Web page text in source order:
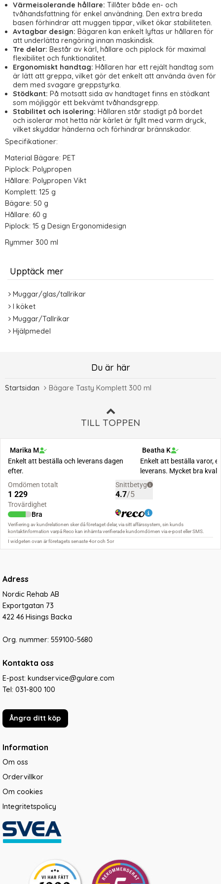
Värmeisolerande hållare: Tillåter både en- och
tvåhandsfattning för enkel användning. Den extra breda
basen förhindrar att muggen tippar, vilket ökar stabiliteten.
Avtagbar design: Bägaren kan enkelt lyftas ur hållaren för
att underlätta rengöring innan maskindisk.
Tre delar: Består av kärl, hållare och piplock för maximal
flexibilitet och funktionalitet.
Ergonomiskt handtag: Hållaren har ett rejält handtag som
är lätt att greppa, vilket gör det enkelt att använda även för
dem med svagare greppstyrka.
Stödkant: På motsatt sida av handtaget finns en stödkant
som möjliggör ett bekvämt tvåhandsgrepp.
Stabilitet och isolering: Hållaren står stadigt på bordet
och isolerar mot hetta när kärlet är fyllt med varm dryck,
vilket skyddar händerna och förhindrar brännskador.
Specifikationer:
Material Bägare: PET
Piplock: Polypropen
Hållare: Polypropen Vikt
Komplett: 125 g
Bägare: 50 g
Hållare: 60 g
Piplock: 15 g Design Ergonomidesign
Rymmer 300 ml
Upptäck mer
Muggar/glas/tallrikar
I köket
Muggar/Tallrikar
Hjälpmedel
Du är här
Startsidan Bägare Tasty Komplett 300 ml
TILL TOPPEN
Adress
Nordic Rehab AB
Exportgatan 73
422 46 Hisings Backa
Org. nummer: 559100-5680
Kontakta oss
E-post: kundservice@gulare.com
Tel: 031-800 100
Ångra ditt köp
Information
Om oss
Ordervillkor
Om cookies
Integritetspolicy